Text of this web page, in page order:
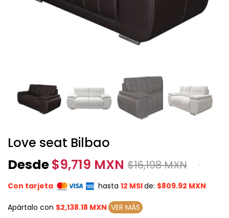
Love seat Bilbao
Desde$9,719 MXN $16,198 MXN
Con tarjeta hasta 12 MSIde: $809.92 MXN
Apártalo con $2,138.18 MXN VER MÁS